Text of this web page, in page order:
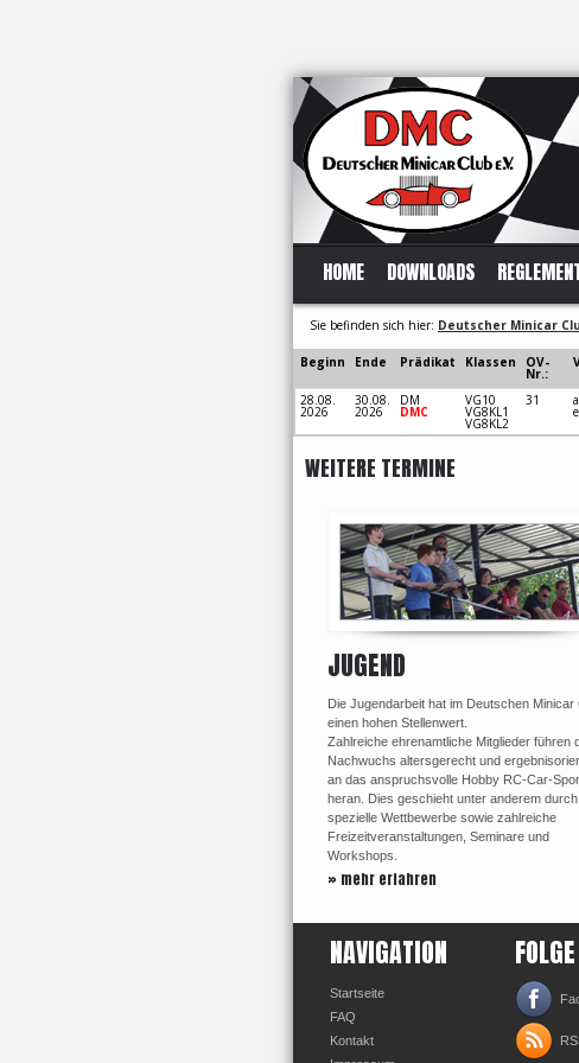
HOME DOWNLOADS
Sie befinden sich hier: Deutscher Minicar
Beginn Ende Prädikat Klassen OV-
Nr.:
28.08.
2026
30.08.
2026
DM
DMC
VG10
VG8KL1
VG8KL2
31
WEITERE TERMINE
JUGEND
Die Jugendarbeit hat im Deutschen Minicar
einen hohen Stellenwert.
Zahlreiche ehrenamtliche Mitglieder führen
Nachwuchs altersgerecht und
an das anspruchsvolle Hobby RC-Car-
heran. Dies geschieht unter anderem durch
spezielle Wettbewerbe sowie zahlreiche
Freizeitveranstaltungen, Seminare und
Workshops.
» mehr erfahren
NAVIGATION
Startseite
FAQ
Kontakt